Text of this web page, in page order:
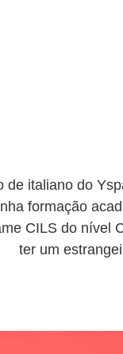
de italiano do
formação
CILS do nível
ter um